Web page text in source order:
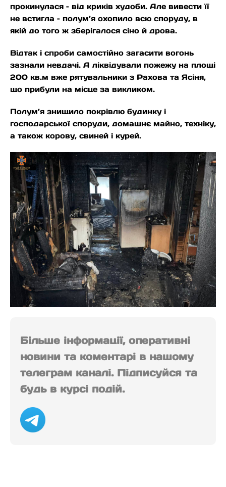
прокинулася – від криків худоби. Але вивести її
не встигла – полум’я охопило всю споруду, в
якій до того ж зберігалося сіно й дрова.
Відтак і спроби самостійно загасити вогонь
зазнали невдачі. А ліквідували пожежу на площі
200 кв.м вже рятувальники з Рахова та Ясіня,
що прибули на місце за викликом.
Полум’я знищило покрівлю будинку і
господарської споруди, домашнє майно, техніку,
а також корову, свиней і курей.
Більше інформації, оперативні
новини та коментарі в нашому
телеграм каналі. Підписуйся та
будь в курсі подій.